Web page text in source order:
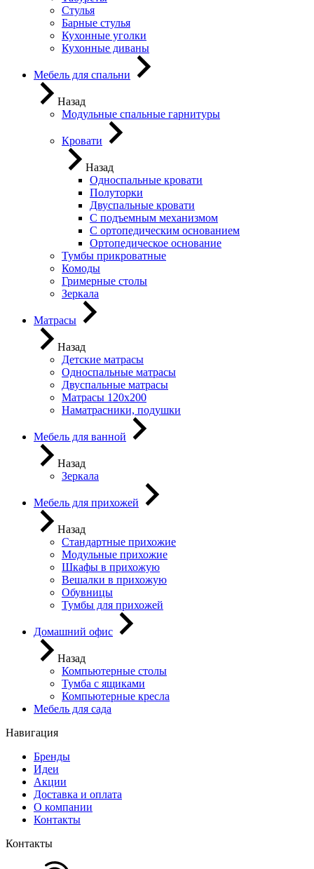
Стулья
Барные стулья
Кухонные уголки
Кухонные диваны
Мебель для спальни
Назад
Модульные спальные гарнитуры
Кровати
Назад
Односпальные кровати
Полуторки
Двуспальные кровати
С подъемным механизмом
С ортопедическим основанием
Ортопедическое основание
Тумбы прикроватные
Комоды
Гримерные столы
Зеркала
Матрасы
Назад
Детские матрасы
Односпальные матрасы
Двуспальные матрасы
Матрасы 120х200
Наматрасники, подушки
Мебель для ванной
Назад
Зеркала
Мебель для прихожей
Назад
Стандартные прихожие
Модульные прихожие
Шкафы в прихожую
Вешалки в прихожую
Обувницы
Тумбы для прихожей
Домашний офис
Назад
Компьютерные столы
Тумба с ящиками
Компьютерные кресла
Мебель для сада
Навигация
Бренды
Идеи
Акции
Доставка и оплата
О компании
Контакты
Контакты